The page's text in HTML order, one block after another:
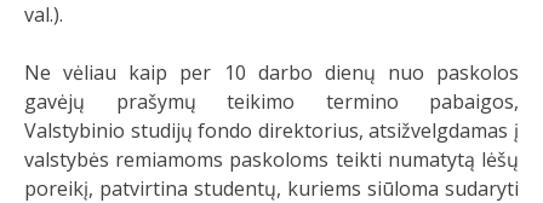
val.).
Ne vėliau kaip per 10 darbo dienų nuo paskolos
gavėjų prašymų teikimo termino pabaigos,
Valstybinio studijų fondo direktorius, atsižvelgdamas į
valstybės remiamoms paskoloms teikti numatytą lėšų
poreikį, patvirtina studentų, kuriems siūloma sudaryti